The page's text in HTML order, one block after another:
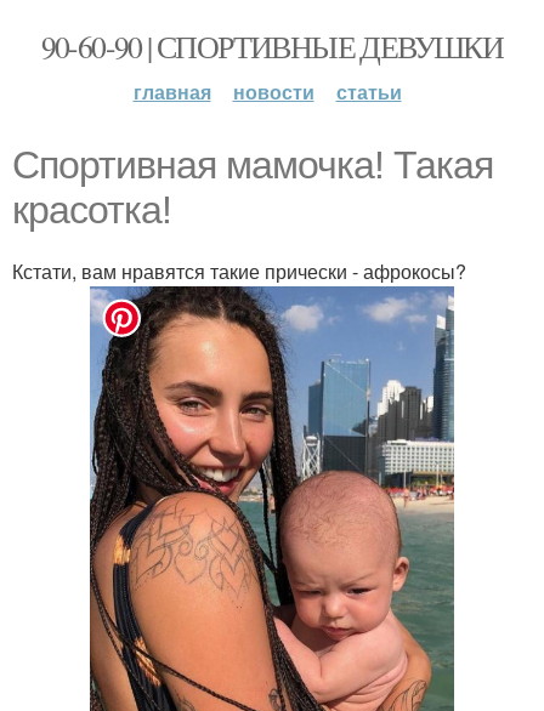
90-60-90 | СПОРТИВНЫЕ ДЕВУШКИ
главная новости статьи
Спортивная мамочка! Такая
красотка!
Кстати, вам нравятся такие прически - афрокосы?